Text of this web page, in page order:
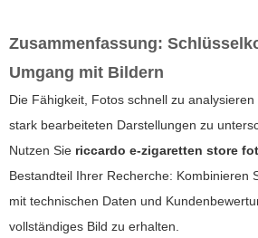
Zusammenfassung:
Umgang mit Bildern
Die Fähigkeit, Fotos schnell zu
stark bearbeiteten Darstellungen zu
Nutzen Sie riccardo e-zigaretten store
Bestandteil Ihrer Recherche: Kombinieren
mit technischen Daten und
vollständiges Bild zu erhalten.